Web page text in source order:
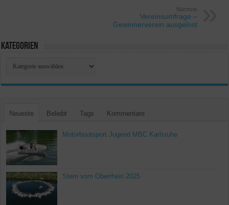
Nächste
Vereinsumfrage –
Gewinnerverein ausgelost
Kategorien
Neueste Beliebt Tags Kommentare
Motorbootsport Jugend MBC Karlsruhe
Stern vom Oberrhein 2025